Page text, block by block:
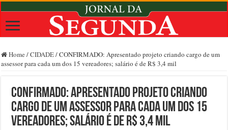
Home /CIDADE/CONFIRMADO: Apresentado projeto criando cargo de um
assessor para cada um dos 15 vereadores; salário é de R$ 3,4 mil
CONFIRMADO: Apresentado projeto criando
cargo de um assessor para cada um dos 15
vereadores; salário é de R$ 3,4 mil